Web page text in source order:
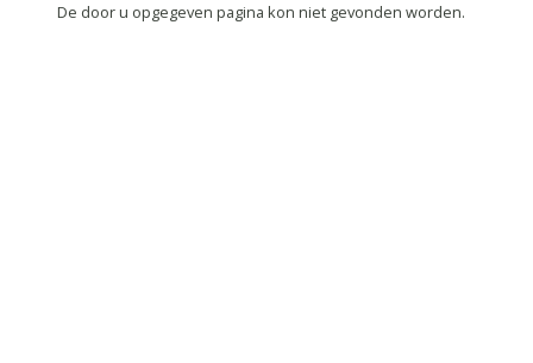
De door u opgegeven pagina kon niet gevonden worden.